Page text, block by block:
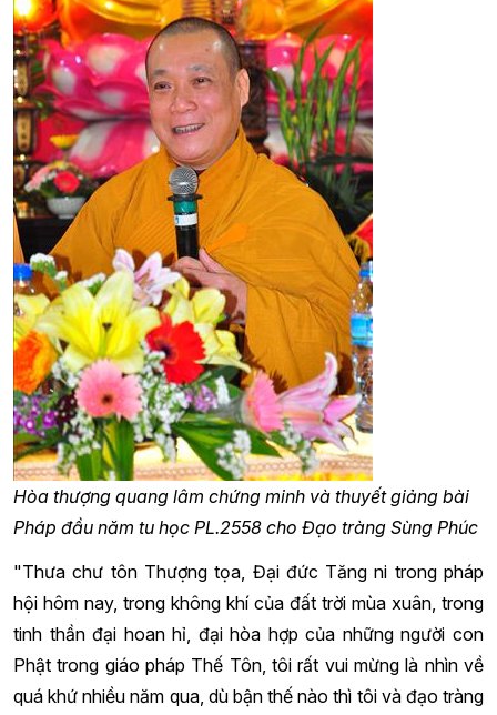
Hòa thượng quang lâm chứng minh và thuyết giảng bài
Pháp đầu năm tu học PL.2558 cho Đạo tràng Sùng Phúc
"Thưa chư tôn Thượng tọa, Đại đức Tăng ni trong pháp
hội hôm nay, trong không khí của đất trời mùa xuân, trong
tinh thần đại hoan hỉ, đại hòa hợp của những người con
Phật trong giáo pháp Thế Tôn, tôi rất vui mừng là nhìn về
quá khứ nhiều năm qua, dù bận thế nào thì tôi và đạo tràng